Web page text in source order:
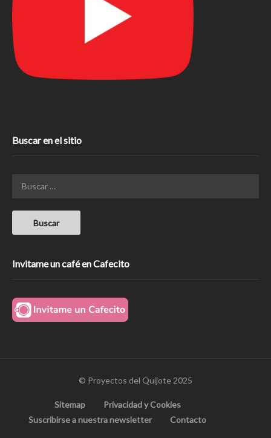
Buscar en el sitio
Invitame un café en Cafecito
© Proyectos del Quijote 2025
Sitemap
Privacidad y Cookies
Suscribirse a nuestra newsletter
Contacto